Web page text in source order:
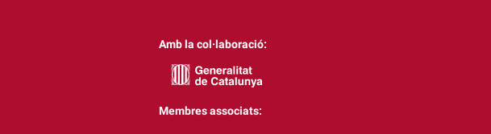
Amb la col·laboració:
Membres associats: